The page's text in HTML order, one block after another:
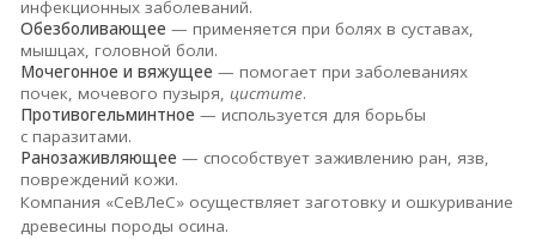
инфекционных заболеваний.
Обезболивающее — применяется при болях в суставах,
мышцах, головной боли.
Мочегонное и вяжущее — помогает при заболеваниях
почек, мочевого пузыря, цистите.
Противогельминтное — используется для борьбы
с паразитами.
Ранозаживляющее — способствует заживлению ран, язв,
повреждений кожи.
Компания «СеВЛеС» осуществляет заготовку и ошкуривание
древесины породы осина.